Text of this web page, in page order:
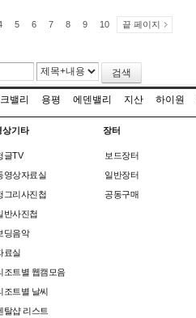
5 6 7 8 9 10 끝 페이지
검색
밸리 용평 에덴밸리 지산 하이원
상기타
글TV
영상자료실
그리사진첩
반사진첩
딩음악
료실
조트별 웹캠모음
조트별 날씨
탈샵 리스트
장터
보드장터
일반장터
공동구매